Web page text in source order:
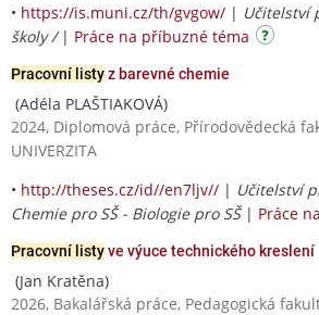
• https://is.muni.cz/th/gvgow/ | Učitelství
školy / | Práce na příbuzné téma
Pracovní listyz barevné chemie
(Adéla PLAŠTIAKOVÁ)
2024, Diplomová práce, Přírodovědecká
UNIVERZITA
• http://theses.cz/id//en7ljv// | Učitelství
Chemie pro SŠ - Biologie pro SŠ| Práce
Pracovní listyve výuce technického kreslení
(Jan Kratěna)
2026, Bakalářská práce, Pedagogická